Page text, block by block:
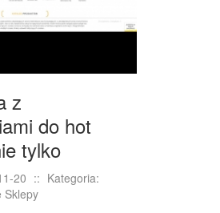
I SZKOLENIA
BIŻUTERIA
DLA DZIECI
MEBLE
z
do hot
tylko
20 :: Kategoria:
Sklepy